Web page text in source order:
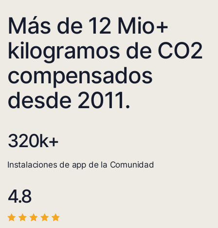
Más de 12 Mio+
kilogramos de CO2
compensados
desde 2011.
320k+
Instalaciones de app de la Comunidad
4.8